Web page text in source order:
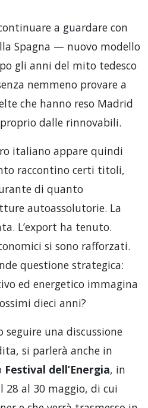
a guardare con
Spagna — nuovo modello
gli anni del mito tedesco
nemmeno provare a
che hanno reso Madrid
dalle rinnovabili.
italiano appare quindi
raccontino certi titoli,
di quanto
autoassolutorie. La
L’export ha tenuto.
si sono rafforzati.
questione strategica:
ed energetico immagina
dieci anni?
una discussione
si parlerà anche in
Festival dell’Energia, in
28 al 30 maggio, di cui